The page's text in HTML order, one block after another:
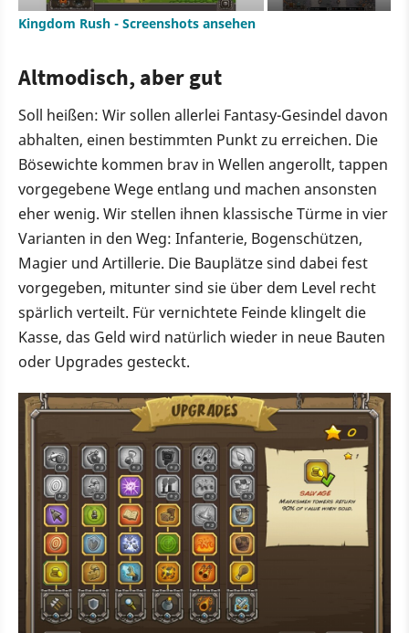
Kingdom Rush - Screenshots ansehen
Altmodisch, aber gut
Soll heißen: Wir sollen allerlei Fantasy-Gesindel davon
abhalten, einen bestimmten Punkt zu erreichen. Die
Bösewichte kommen brav in Wellen angerollt, tappen
vorgegebene Wege entlang und machen ansonsten
eher wenig. Wir stellen ihnen klassische Türme in vier
Varianten in den Weg: Infanterie, Bogenschützen,
Magier und Artillerie. Die Bauplätze sind dabei fest
vorgegeben, mitunter sind sie über dem Level recht
spärlich verteilt. Für vernichtete Feinde klingelt die
Kasse, das Geld wird natürlich wieder in neue Bauten
oder Upgrades gesteckt.